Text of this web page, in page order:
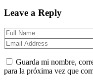
Leave a Reply
Guarda mi nombre,
para la próxima vez que